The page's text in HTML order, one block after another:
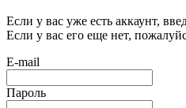
Если у вас уже есть аккаунт,
Если у вас его еще нет,
E-mail
Пароль